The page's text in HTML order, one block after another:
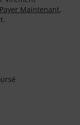
Maintenant,